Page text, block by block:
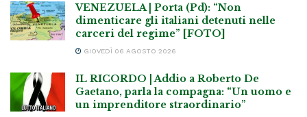
VENEZUELA | Porta (Pd): “Non
dimenticare gli italiani detenuti nelle
carceri del regime” [FOTO]
GIOVEDÌ 06 AGOSTO 2026
IL RICORDO | Addio a Roberto De
Gaetano, parla la compagna: “Un uomo e
un imprenditore straordinario”